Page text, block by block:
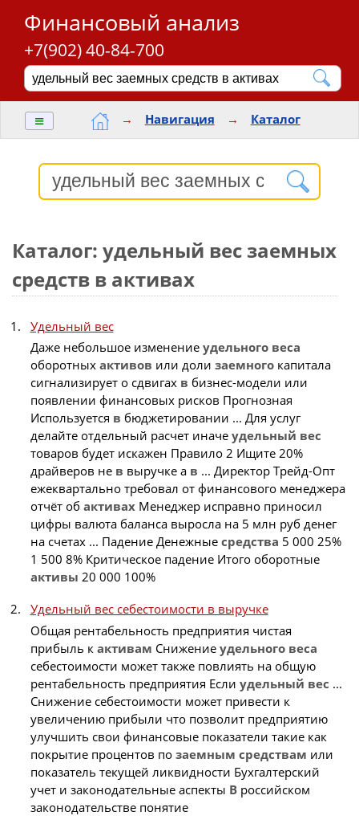
Финансовый анализ
+7(902) 40-84-700
≡ → Навигация → Каталог
Каталог: удельный вес заемных
средств в активах
Удельный вес
Даже небольшое изменение удельного веса
оборотных активов или доли заемногокапитала
сигнализирует о сдвигах в бизнес-модели или
появлении финансовых рисков Прогнозная
Используется в бюджетировании ... Для услуг
делайте отдельный расчет иначе удельный вес
товаров будет искажен Правило 2 Ищите 20%
драйверов не в выручке а в ... Директор Трейд-Опт
ежеквартально требовал от финансового менеджера
отчёт об активахМенеджер исправно приносил
цифры валюта баланса выросла на 5 млн руб денег
на счетах ... Падение Денежные средства 5 000 25%
1 500 8% Критическое падение Итого оборотные
активы 20 000 100%
Удельный вес себестоимости в выручке
Общая рентабельность предприятия чистая
прибыль к активам Снижение удельного веса
себестоимости может также повлиять на общую
рентабельность предприятия Если удельный вес ...
Снижение себестоимости может привести к
увеличению прибыли что позволит предприятию
улучшить свои финансовые показатели такие как
покрытие процентов по заемным средствам или
показатель текущей ликвидности Бухгалтерский
учет и законодательные аспекты Вроссийском
законодательстве понятие